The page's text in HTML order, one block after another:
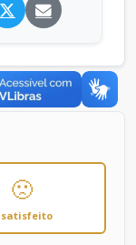
🙁